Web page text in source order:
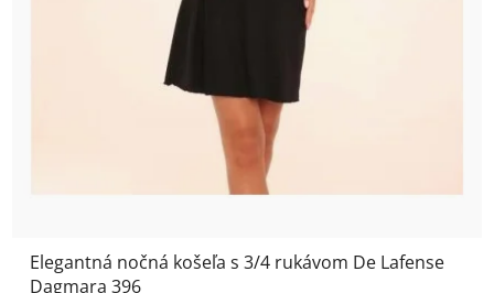
Elegantná nočná košeľa s 3/4 rukávom De Lafense
Dagmara 396